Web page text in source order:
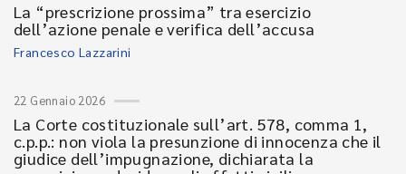
La “prescrizione prossima” tra esercizio
dell’azione penale e verifica dell’accusa
Francesco Lazzarini
22 Gennaio 2026
La Corte costituzionale sull’art. 578, comma 1,
c.p.p.: non viola la presunzione di innocenza che il
giudice dell’impugnazione, dichiarata la